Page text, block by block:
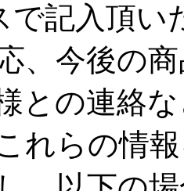
で記入頂い
、今後の
との連絡
れらの情